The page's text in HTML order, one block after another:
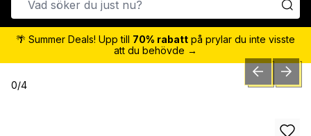
🌴 Summer Deals! Upp till 70% rabatt på prylar du inte visste
att du behövde →
0/4 PREVIOUSNEXT